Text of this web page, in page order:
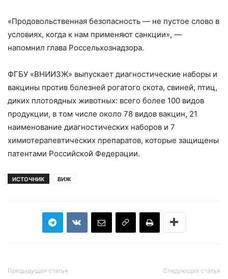
«Продовольственная безопасность — не пустое слово в
условиях, когда к нам применяют санкции», —
напомнил глава Россельхознадзора.
ФГБУ «ВНИИЗЖ» выпускает диагностические наборы и
вакцины против болезней рогатого скота, свиней, птиц,
диких плотоядных животных: всего более 100 видов
продукции, в том числе около 78 видов вакцин, 21
наименование диагностических наборов и 7
химиотерапевтических препаратов, которые защищены
патентами Российской Федерации.
ИСТОЧНИК ВИЖ
Предыдущая статья Следующая статья